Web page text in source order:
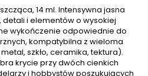
14 ml. Intensywna jasna
i elementów o wysokiej
wykończenie odpowiednie do
kompatybilna z wieloma
szkło, ceramika, tektura).
krycie przy dwóch cienkich
i hobbystów poszukujących